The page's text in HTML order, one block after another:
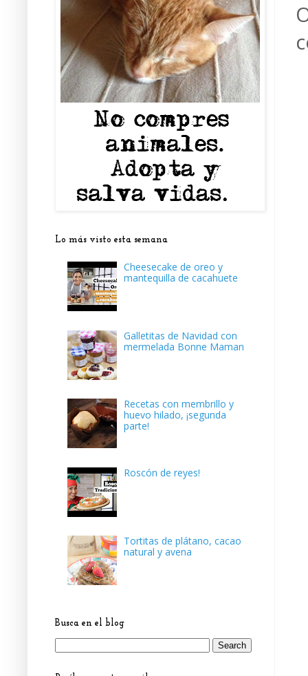
Lo más visto esta semana
Cheesecake de oreo y
mantequilla de cacahuete
Galletitas de Navidad con
mermelada Bonne Maman
Recetas con membrillo y
huevo hilado, ¡segunda
parte!
Roscón de reyes!
Tortitas de plátano, cacao
natural y avena
Busca en el blog